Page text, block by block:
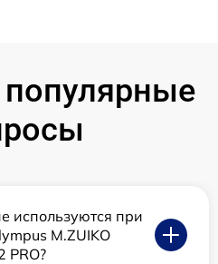
используются при
M.ZUIKO
PRO?